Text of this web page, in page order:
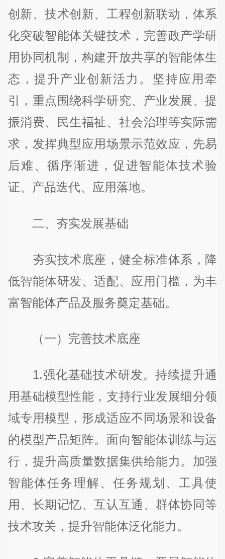
创新、技术创新、工程创新联动，体系
化突破智能体关键技术，完善政产学研
用协同机制，构建开放共享的智能体生
态，提升产业创新活力。坚持应用牵
引，重点围绕科学研究、产业发展、提
振消费、民生福祉、社会治理等实际需
求，发挥典型应用场景示范效应，先易
后难、循序渐进，促进智能体技术验
证、产品迭代、应用落地。
二、夯实发展基础
夯实技术底座，健全标准体系，降
低智能体研发、适配、应用门槛，为丰
富智能体产品及服务奠定基础。
（一）完善技术底座
1.强化基础技术研发。持续提升通
用基础模型性能，支持行业发展细分领
域专用模型，形成适应不同场景和设备
的模型产品矩阵。面向智能体训练与运
行，提升高质量数据集供给能力。加强
智能体任务理解、任务规划、工具使
用、长期记忆、互认互通、群体协同等
技术攻关，提升智能体泛化能力。